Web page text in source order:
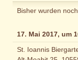
Bisher wurden
17. Mai 2017, um
St. Ioannis